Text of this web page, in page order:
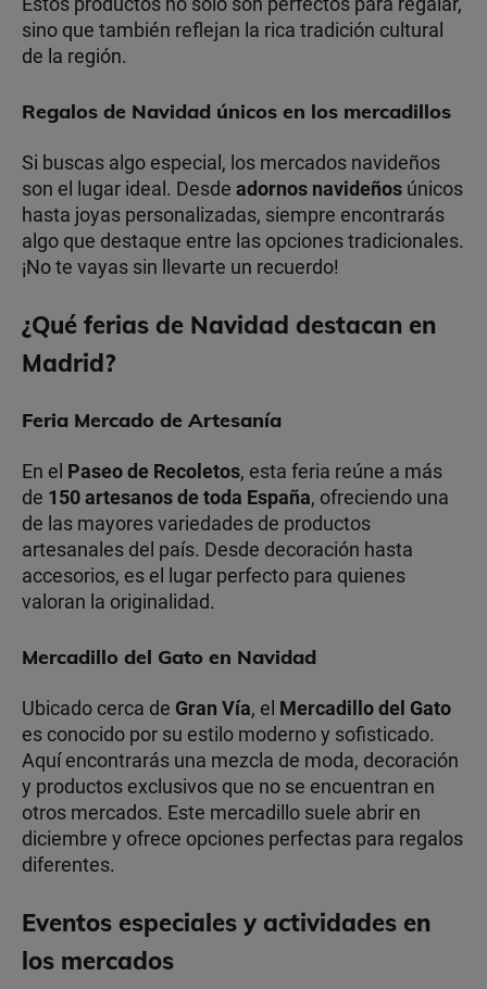
sino que también reflejan la rica tradición cultural
de la región.
Regalos de Navidad únicos en los mercadillos
Si buscas algo especial, los mercados navideños
son el lugar ideal. Desde adornos navideños únicos
hasta joyas personalizadas, siempre encontrarás
algo que destaque entre las opciones tradicionales.
¡No te vayas sin llevarte un recuerdo!
¿Qué ferias de Navidad destacan en
Madrid?
Feria Mercado de Artesanía
En el Paseo de Recoletos, esta feria reúne a más
de 150 artesanos de toda España, ofreciendo una
de las mayores variedades de productos
artesanales del país. Desde decoración hasta
accesorios, es el lugar perfecto para quienes
valoran la originalidad.
Mercadillo del Gato en Navidad
Ubicado cerca de Gran Vía, el Mercadillo del Gato
es conocido por su estilo moderno y sofisticado.
Aquí encontrarás una mezcla de moda, decoración
y productos exclusivos que no se encuentran en
otros mercados. Este mercadillo suele abrir en
diciembre y ofrece opciones perfectas para regalos
diferentes.
Eventos especiales y actividades en
los mercados